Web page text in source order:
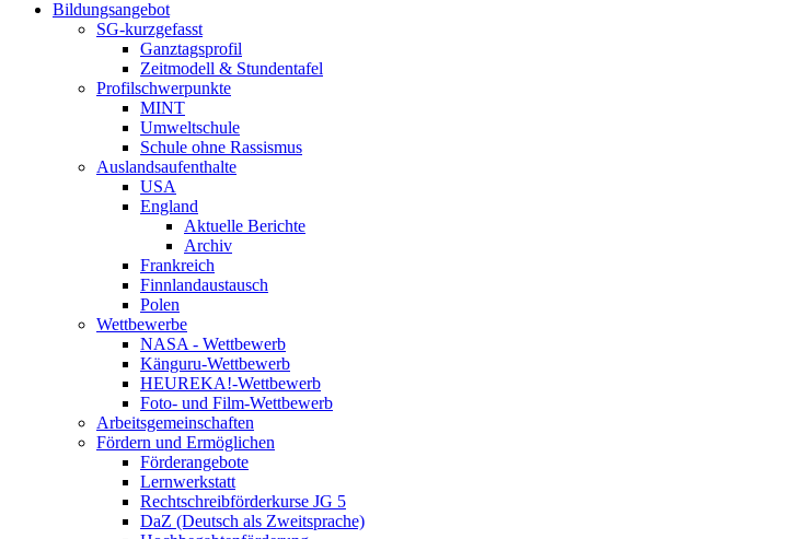
Bildungsangebot
SG-kurzgefasst
Ganztagsprofil
Zeitmodell & Stundentafel
Profilschwerpunkte
MINT
Umweltschule
Schule ohne Rassismus
Auslandsaufenthalte
USA
England
Aktuelle Berichte
Archiv
Frankreich
Finnlandaustausch
Polen
Wettbewerbe
NASA - Wettbewerb
Känguru-Wettbewerb
HEUREKA!-Wettbewerb
Foto- und Film-Wettbewerb
Arbeitsgemeinschaften
Fördern und Ermöglichen
Förderangebote
Lernwerkstatt
Rechtschreibförderkurse JG 5
DaZ (Deutsch als Zweitsprache)